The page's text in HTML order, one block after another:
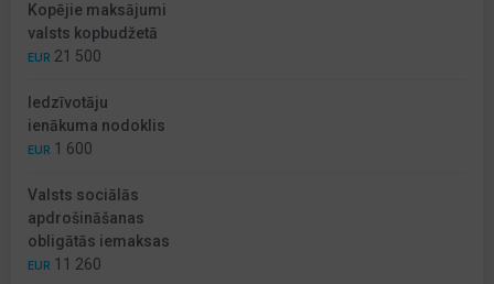
Kopējie maksājumi
valsts kopbudžetā
EUR 21 500
Iedzīvotāju
ienākuma nodoklis
EUR 1 600
Valsts sociālās
apdrošināšanas
obligātās iemaksas
EUR 11 260